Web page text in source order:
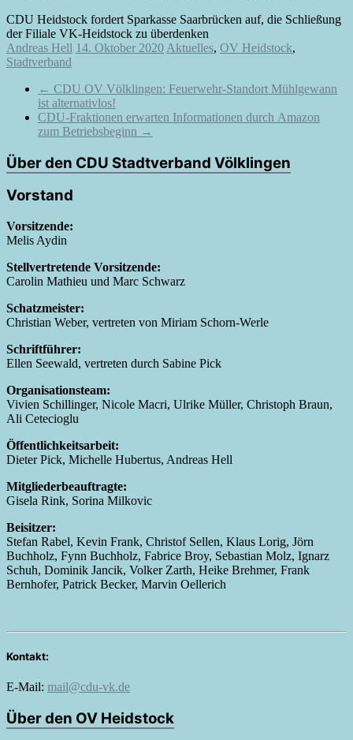
CDU Heidstock fordert Sparkasse Saarbrücken auf, die Schließung
der Filiale VK-Heidstock zu überdenken
Andreas Hell 14. Oktober 2020 Aktuelles, OV Heidstock,
Stadtverband
← CDU OV Völklingen: Feuerwehr-Standort Mühlgewann
ist alternativlos!
CDU-Fraktionen erwarten Informationen durch Amazon
zum Betriebsbeginn →
Über den CDU Stadtverband Völklingen
Vorstand
Vorsitzende:
Melis Aydin
Stellvertretende Vorsitzende:
Carolin Mathieu und Marc Schwarz
Schatzmeister:
Christian Weber, vertreten von Miriam Schorn-Werle
Schriftführer:
Ellen Seewald, vertreten durch Sabine Pick
Organisationsteam:
Vivien Schillinger, Nicole Macri, Ulrike Müller, Christoph Braun,
Ali Cetecioglu
Öffentlichkeitsarbeit:
Dieter Pick, Michelle Hubertus, Andreas Hell
Mitgliederbeauftragte:
Gisela Rink, Sorina Milkovic
Beisitzer:
Stefan Rabel, Kevin Frank, Christof Sellen, Klaus Lorig, Jörn
Buchholz, Fynn Buchholz, Fabrice Broy, Sebastian Molz, Ignarz
Schuh, Dominik Jancik, Volker Zarth, Heike Brehmer, Frank
Bernhofer, Patrick Becker, Marvin Oellerich
Kontakt:
E-Mail: mail@cdu-vk.de
Über den OV Heidstock